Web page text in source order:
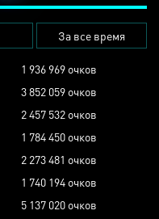
За все время
1 936 969 очков
3 852 059 очков
2 457 532 очков
1 784 450 очков
2 273 481 очков
1 740 194 очков
5 137 020 очков